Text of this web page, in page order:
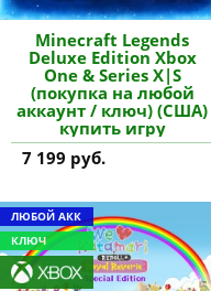
Minecraft Legends
Deluxe Edition Xbox
One & Series X|S
(покупка на любой
аккаунт / ключ) (США)
купить игру
7 199 руб.
ЛЮБОЙ АКК
КЛЮЧ